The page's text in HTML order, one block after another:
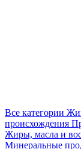
Все категории
происхождения
Жиры, масла и
Минеральные